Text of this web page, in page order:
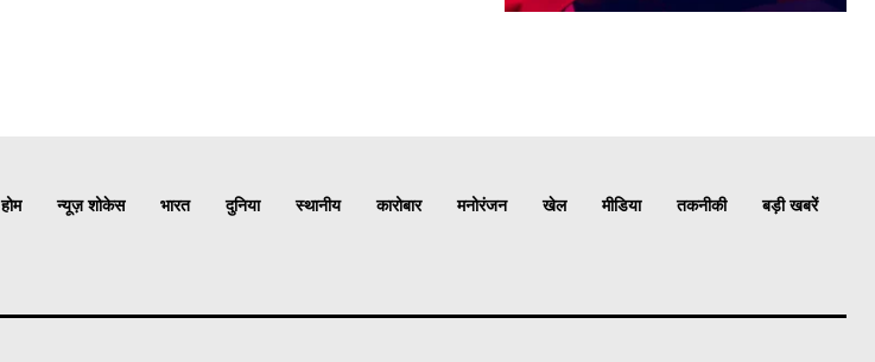
होम न्यूज़ शोकेस भारत दुनिया स्थानीय कारोबार मनोरंजन खेल मीडिया तकनीकी बड़ी खबरें